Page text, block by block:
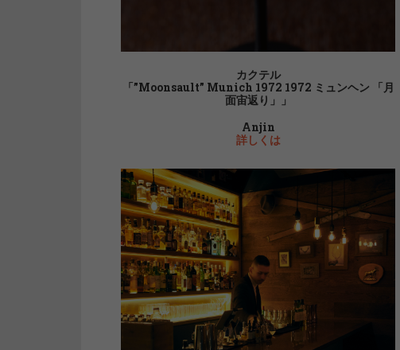
カクテル
「”Moonsault” Munich 1972 1972 ミュンヘン 「月
面宙返り」」
Anjin
詳しくは